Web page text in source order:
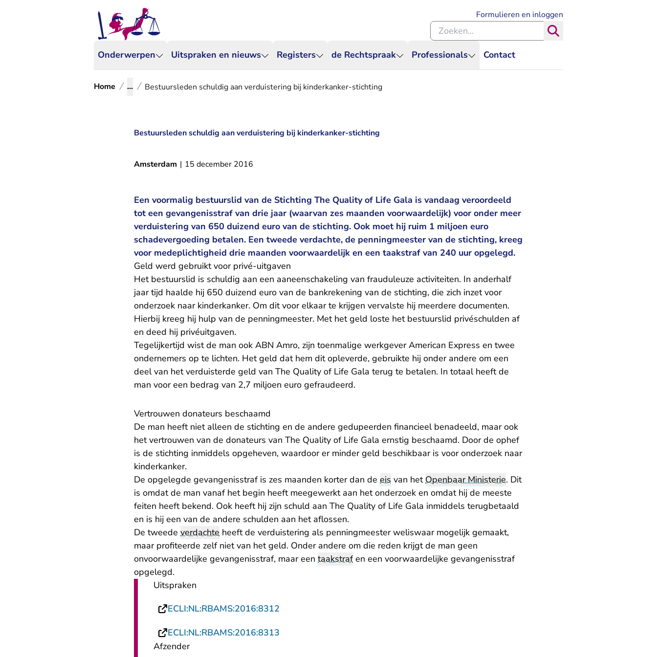
Onderwerpen Uitspraken en nieuws Registers de Rechtspraak Professionals Contact
Formulieren en inloggen
Zoeken binnen de Rechtspraak
Home ... Bestuursleden schuldig aan verduistering bij kinderkanker-stichting
Bestuursleden schuldig aan verduistering bij kinderkanker-stichting
Amsterdam | 15 december 2016
Een voormalig bestuurslid van de Stichting The Quality of Life Gala is vandaag veroordeeld
tot een gevangenisstraf van drie jaar (waarvan zes maanden voorwaardelijk) voor onder meer
verduistering van 650 duizend euro van de stichting. Ook moet hij ruim 1 miljoen euro
schadevergoeding betalen. Een tweede verdachte, de penningmeester van de stichting, kreeg
voor medeplichtigheid drie maanden voorwaardelijk en een taakstraf van 240 uur opgelegd.
Geld werd gebruikt voor privé-uitgaven
Het bestuurslid is schuldig aan een aaneenschakeling van frauduleuze activiteiten. In anderhalf
jaar tijd haalde hij 650 duizend euro van de bankrekening van de stichting, die zich inzet voor
onderzoek naar kinderkanker. Om dit voor elkaar te krijgen vervalste hij meerdere documenten.
Hierbij kreeg hij hulp van de penningmeester. Met het geld loste het bestuurslid privéschulden af
en deed hij privéuitgaven.
Tegelijkertijd wist de man ook ABN Amro, zijn toenmalige werkgever American Express en twee
ondernemers op te lichten. Het geld dat hem dit opleverde, gebruikte hij onder andere om een
deel van het verduisterde geld van The Quality of Life Gala terug te betalen. In totaal heeft de
man voor een bedrag van 2,7 miljoen euro gefraudeerd.
Vertrouwen donateurs beschaamd
De man heeft niet alleen de stichting en de andere gedupeerden financieel benadeeld, maar ook
het vertrouwen van de donateurs van The Quality of Life Gala ernstig beschaamd. Door de ophef
is de stichting inmiddels opgeheven, waardoor er minder geld beschikbaar is voor onderzoek naar
kinderkanker.
De opgelegde gevangenisstraf is zes maanden korter dan de eis van hetOpenbaar Ministerie. Dit
is omdat de man vanaf het begin heeft meegewerkt aan het onderzoek en omdat hij de meeste
feiten heeft bekend. Ook heeft hij zijn schuld aan The Quality of Life Gala inmiddels terugbetaald
en is hij een van de andere schulden aan het aflossen.
De tweede verdachte heeft de verduistering als penningmeester weliswaar mogelijk gemaakt,
maar profiteerde zelf niet van het geld. Onder andere om die reden krijgt de man geen
onvoorwaardelijke gevangenisstraf, maar een taakstrafen een voorwaardelijke gevangenisstraf
opgelegd.
Uitspraken
ECLI:NL:RBAMS:2016:8312
ECLI:NL:RBAMS:2016:8313
Afzender